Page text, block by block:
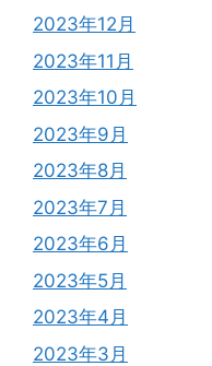
2023年12月
2023年11月
2023年10月
2023年9月
2023年8月
2023年7月
2023年6月
2023年5月
2023年4月
2023年3月